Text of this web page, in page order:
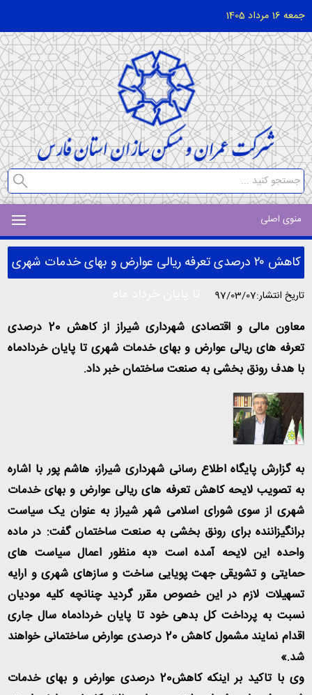
جمعه 16 مرداد 1405
منوی اصلی
کاهش ۲۰ درصدی تعرفه ریالی عوارض و بهای خدمات شهری
تاریخ انتشار:97/03/07
معاون مالی و اقتصادی شهرداری شیراز از کاهش 20 درصدی
تعرفه های ریالی عوارض و بهای خدمات شهری تا پایان خردادماه
با هدف رونق بخشی به صنعت ساختمان خبر داد.
به گزارش پایگاه اطلاع رسانی شهرداری شیراز، هاشم پور با اشاره
به تصویب لایحه کاهش تعرفه های ریالی عوارض و بهای خدمات
شهری از سوی شورای اسلامی شهر شیراز به عنوان یک سیاست
برانگیزاننده برای رونق بخشی به صنعت ساختمان گفت: در ماده
واحده این لایحه آمده است «به منظور اعمال سیاست های
حمایتی و تشویقی جهت پویایی ساخت و سازهای شهری و ارایه
تسهیلات لازم در این خصوص مقرر گردید چنانچه کلیه مودیان
نسبت به پرداخت کل بدهی خود تا پایان خردادماه سال جاری
اقدام نمایند مشمول کاهش 20 درصدی عوارض ساختمانی خواهند
شد.»
وی با تاکید بر اینکه کاهش20 درصدی عوارض و بهای خدمات